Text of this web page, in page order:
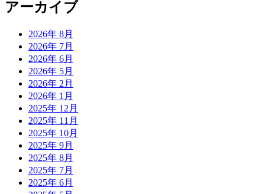
アーカイブ
2026年 8月
2026年 7月
2026年 6月
2026年 5月
2026年 2月
2026年 1月
2025年 12月
2025年 11月
2025年 10月
2025年 9月
2025年 8月
2025年 7月
2025年 6月